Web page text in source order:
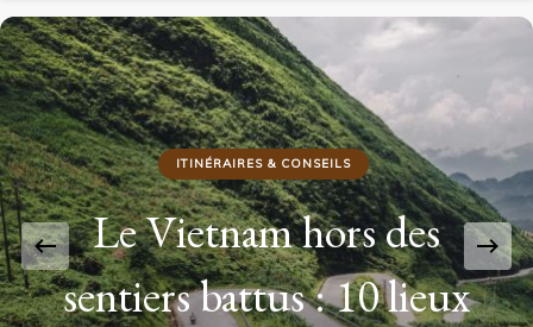
ITINÉRAIRES & CONSEILS
Le Vietnam hors des
sentiers battus : 10 lieux